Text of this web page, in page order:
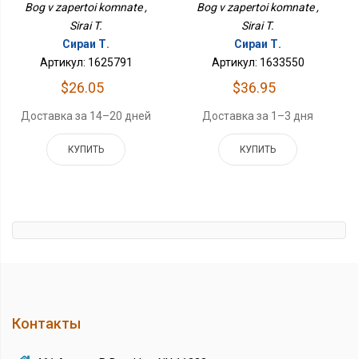
Bog v zapertoi komnate ,
Sirai T.
Сираи Т.
Артикул: 1625791
$26.05
Доставка за 14–20 дней
КУПИТЬ
Bog v zapertoi komnate ,
Sirai T.
Сираи Т.
Артикул: 1633550
$36.95
Доставка за 1–3 дня
КУПИТЬ
Контакты